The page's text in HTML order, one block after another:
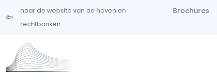
Overslaan en naar de inhoud gaan
naar de website van de hoven en
rechtbanken
Brochures